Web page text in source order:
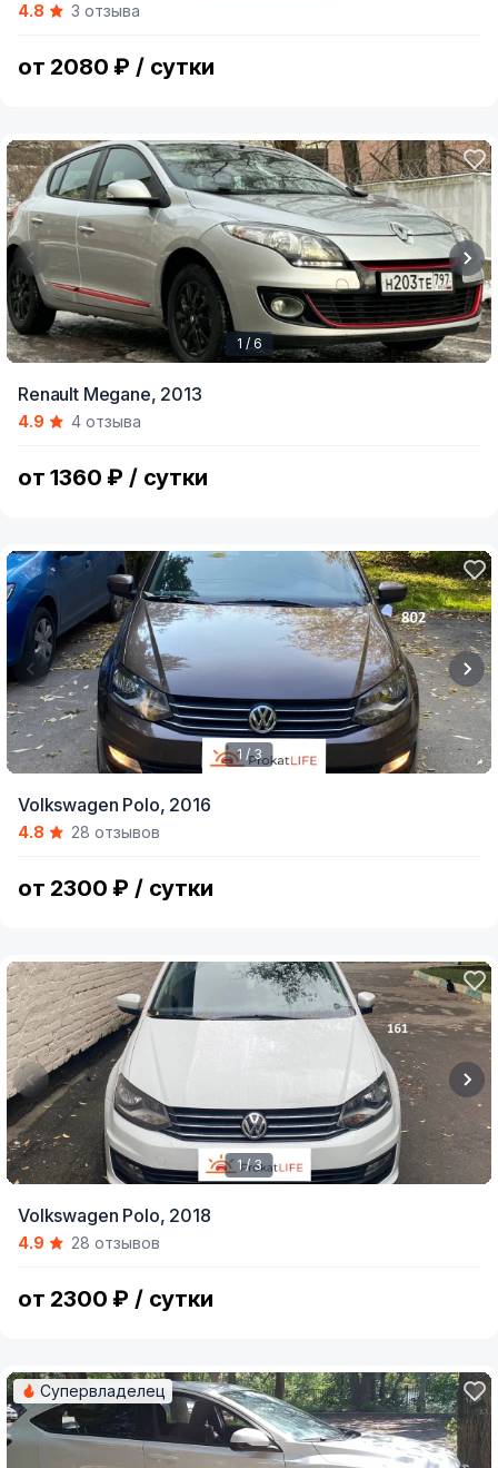
of4.8
3 отзыва
от 2080 ₽ / сутки
of
1 / 6
Renault Megane, 2013
4.9 4 отзыва
от 1360 ₽ / сутки
of
1 / 3
Volkswagen Polo, 2016
4.8 28 отзывов
от 2300 ₽ / сутки
of
1 / 3
Volkswagen Polo, 2018
4.9 28 отзывов
от 2300 ₽ / сутки
Супервладелец